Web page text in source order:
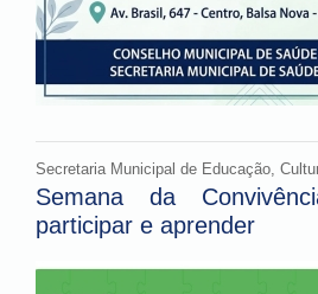
Secretaria Municipal de Educação,
Semana da
participar e aprender